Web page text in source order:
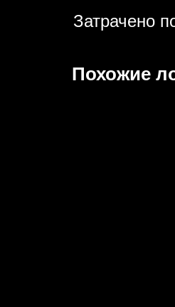
Затрачено
Похожие